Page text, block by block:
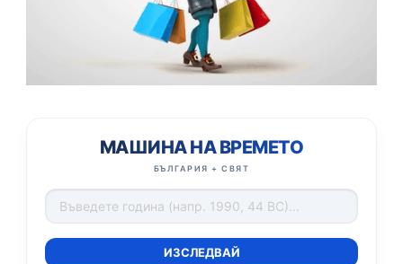
МАШИНА НА ВРЕМЕТО
БЪЛГАРИЯ + СВЯТ
ИЗСЛЕДВАЙ